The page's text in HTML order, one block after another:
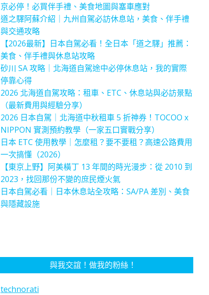
京必停！必買伴手禮、美食地圖與塞車應對
道之驛阿蘇介紹｜九州自駕必訪休息站，美食、伴手禮
與交通攻略
【2026最新】日本自駕必看！全日本「道之驛」推薦：
美食、伴手禮與休息站攻略
砂川 SA 攻略｜北海道自駕途中必停休息站，我的實際
停靠心得
2026 北海道自駕攻略：租車、ETC、休息站與必訪景點
（最新費用與經驗分享）
2026 日本自駕｜北海道中秋租車 5 折神券！TOCOO x
NIPPON 實測預約教學（一家五口實戰分享）
日本 ETC 使用教學｜怎麼租？要不要租？高速公路費用
一次搞懂（2026）
【東京上野】阿美橫丁 13 年間的時光漫步：從 2010 到
2023，找回那份不變的庶民煙火氣
日本自駕必看｜日本休息站全攻略：SA/PA 差別、美食
與隱藏設施
與我交誼！做我的粉絲！
technorati